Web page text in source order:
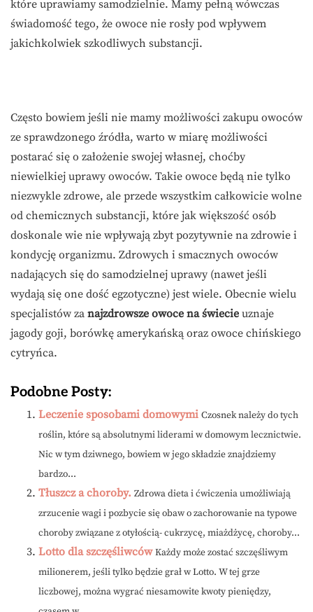
które uprawiamy samodzielnie. Mamy pełną wówczas
świadomość tego, że owoce nie rosły pod wpływem
jakichkolwiek szkodliwych substancji.
Często bowiem jeśli nie mamy możliwości zakupu owoców
ze sprawdzonego źródła, warto w miarę możliwości
postarać się o założenie swojej własnej, choćby
niewielkiej uprawy owoców. Takie owoce będą nie tylko
niezwykle zdrowe, ale przede wszystkim całkowicie wolne
od chemicznych substancji, które jak większość osób
doskonale wie nie wpływają zbyt pozytywnie na zdrowie i
kondycję organizmu. Zdrowych i smacznych owoców
nadających się do samodzielnej uprawy (nawet jeśli
wydają się one dość egzotyczne) jest wiele. Obecnie wielu
specjalistów za najzdrowsze owoce na świecie uznaje
jagody goji, borówkę amerykańską oraz owoce chińskiego
cytryńca.
Podobne Posty:
Leczenie sposobami domowymi Czosnek należy do tych
roślin, które są absolutnymi liderami w domowym lecznictwie.
Nic w tym dziwnego, bowiem w jego składzie znajdziemy
bardzo...
Tłuszcz a choroby. Zdrowa dieta i ćwiczenia umożliwiają
zrzucenie wagi i pozbycie się obaw o zachorowanie na typowe
choroby związane z otyłością- cukrzycę, miażdżycę, choroby...
Lotto dla szczęśliwców Każdy może zostać szczęśliwym
milionerem, jeśli tylko będzie grał w Lotto. W tej grze
liczbowej, można wygrać niesamowite kwoty pieniędzy,